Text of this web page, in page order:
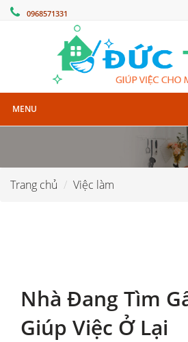
0968571331
MENU
Trang chủ Việc làm
Nhà Đang Tìm
Giúp Việc Ở Lại